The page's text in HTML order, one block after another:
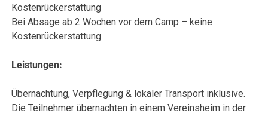
Kostenrückerstattung
Bei Absage ab 2 Wochen vor dem Camp – keine
Kostenrückerstattung
Leistungen:
Übernachtung, Verpflegung & lokaler Transport inklusive.
Die Teilnehmer übernachten in einem Vereinsheim in der